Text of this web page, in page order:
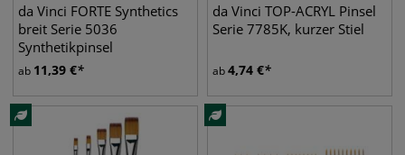
da Vinci FORTE Synthetics
breit Serie 5036
Synthetikpinsel
ab 11,39 €
da Vinci TOP-ACRYL Pinsel
Serie 7785K, kurzer Stiel
ab4,74 €